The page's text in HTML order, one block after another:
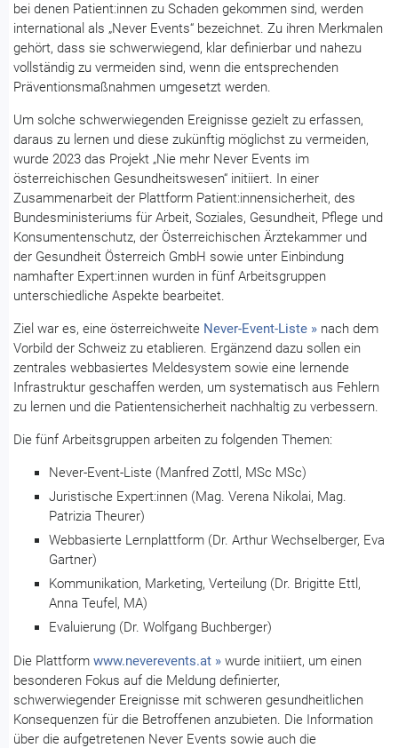
bei denen Patient:innen zu Schaden gekommen sind, werden
international als „Never Events“ bezeichnet. Zu ihren Merkmalen
gehört, dass sie schwerwiegend, klar definierbar und nahezu
vollständig zu vermeiden sind, wenn die entsprechenden
Präventionsmaßnahmen umgesetzt werden.
Um solche schwerwiegenden Ereignisse gezielt zu erfassen,
daraus zu lernen und diese zukünftig möglichst zu vermeiden,
wurde 2023 das Projekt „Nie mehr Never Events im
österreichischen Gesundheitswesen“ initiiert. In einer
Zusammenarbeit der Plattform Patient:innensicherheit, des
Bundesministeriums für Arbeit, Soziales, Gesundheit, Pflege und
Konsumentenschutz, der Österreichischen Ärztekammer und
der Gesundheit Österreich GmbH sowie unter Einbindung
namhafter Expert:innen wurden in fünf Arbeitsgruppen
unterschiedliche Aspekte bearbeitet.
Ziel war es, eine österreichweite Never-Event-Liste » nach dem
Vorbild der Schweiz zu etablieren. Ergänzend dazu sollen ein
zentrales webbasiertes Meldesystem sowie eine lernende
Infrastruktur geschaffen werden, um systematisch aus Fehlern
zu lernen und die Patientensicherheit nachhaltig zu verbessern.
Die fünf Arbeitsgruppen arbeiten zu folgenden Themen:
Never-Event-Liste (Manfred Zottl, MSc MSc)
Juristische Expert:innen (Mag. Verena Nikolai, Mag.
Patrizia Theurer)
Webbasierte Lernplattform (Dr. Arthur Wechselberger, Eva
Gartner)
Kommunikation, Marketing, Verteilung (Dr. Brigitte Ettl,
Anna Teufel, MA)
Evaluierung (Dr. Wolfgang Buchberger)
Die Plattform www.neverevents.at » wurde initiiert, um einen
besonderen Fokus auf die Meldung definierter,
schwerwiegender Ereignisse mit schweren gesundheitlichen
Konsequenzen für die Betroffenen anzubieten. Die Information
über die aufgetretenen Never Events sowie auch die